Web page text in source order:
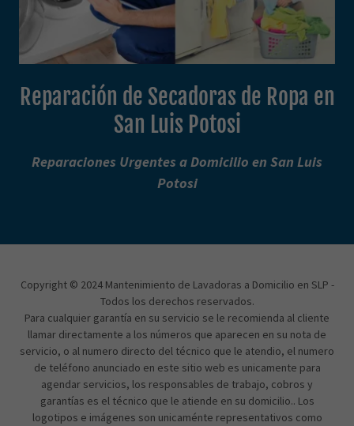
Reparación de Secadoras de Ropa en
San Luis Potosi
Reparaciones Urgentes a Domicilio en San Luis
Potosi
Copyright © 2024 Mantenimiento de Lavadoras a Domicilio en SLP -
Todos los derechos reservados.
Para cualquier garantía en su servicio se le recomienda al cliente
llamar directamente a los números que aparecen en su nota de
servicio, o al numero directo del técnico que le atendio, el numero
de teléfono anunciado en este sitio web es unicamente para
agendar servicios, los responsables de trabajo, cobros y
garantías es el técnico que le atiende en su domicilio.. Los
logotipos e imágenes son unicaménte representativos como